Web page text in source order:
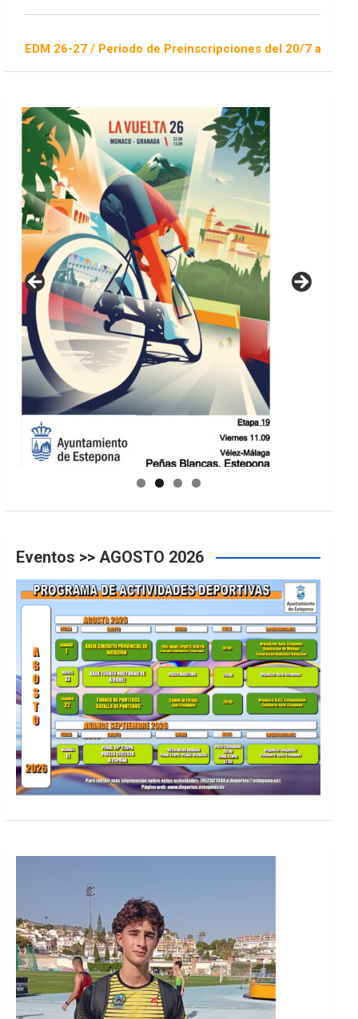
/ Periodo de Preinscripciones del 20/7 al 16/8 / Sorteo 1 de
GUIA DE INSTALACIONES DEPORTIVAS
Eventos >> AGOSTO 2026